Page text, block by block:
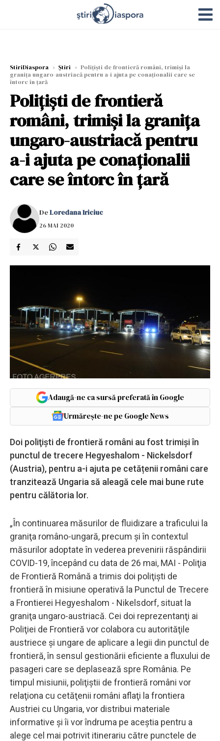
StiriDiaspora › Știri › Polițiști de frontieră români, trimiși la
granița ungaro-austriacă pentru a-i ajuta pe conaționalii care se
întorc în țară
Polițiști de frontieră
români, trimiși la granița
ungaro-austriacă pentru
a-i ajuta pe conaționalii
care se întorc în țară
DeLoredana Iriciuc
26 MAI 2020
Adaugă-ne ca sursă preferată în Google
Urmărește-ne pe Google News
Doi poliţişti de frontieră români au fost trimişi în
punctul de trecere Hegyeshalom - Nickelsdorf
(Austria), pentru a-i ajuta pe cetățenii români care
tranzitează Ungaria să aleagă cele mai bune rute
pentru călătoria lor.
„În continuarea măsurilor de fluidizare a traficului la
graniţa româno-ungară, precum şi în contextul
măsurilor adoptate în vederea prevenirii răspândirii
COVID-19, începând cu data de 26 mai, MAI - Poliţia
de Frontieră Română a trimis doi poliţişti de
frontieră în misiune operativă la Punctul de Trecere
a Frontierei Hegyeshalom - Nikelsdorf, situat la
graniţa ungaro-austriacă. Cei doi reprezentanţi ai
Poliţiei de Frontieră vor colabora cu autorităţile
austriece şi ungare de aplicare a legii din punctul de
frontieră, în sensul gestionării eficiente a fluxului de
pasageri care se deplasează spre România. Pe
timpul misiunii, poliţiştii de frontieră români vor
relaţiona cu cetăţenii români aflaţi la frontiera
Austriei cu Ungaria, vor distribui materiale
informative şi îi vor îndruma pe aceştia pentru a
alege cel mai potrivit itinerariu către punctele de